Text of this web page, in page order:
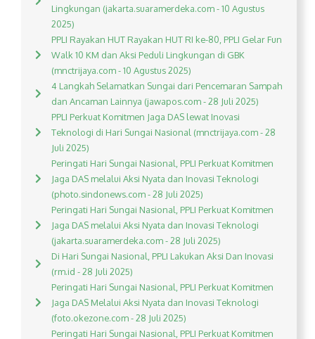
Lingkungan (jakarta.suaramerdeka.com - 10 Agustus
2025)
PPLI Rayakan HUT Rayakan HUT RI ke-80, PPLI Gelar Fun
Walk 10 KM dan Aksi Peduli Lingkungan di GBK
(mnctrijaya.com - 10 Agustus 2025)
4 Langkah Selamatkan Sungai dari Pencemaran Sampah
dan Ancaman Lainnya (jawapos.com - 28 Juli 2025)
PPLI Perkuat Komitmen Jaga DAS lewat Inovasi
Teknologi di Hari Sungai Nasional (mnctrijaya.com - 28
Juli 2025)
Peringati Hari Sungai Nasional, PPLI Perkuat Komitmen
Jaga DAS melalui Aksi Nyata dan Inovasi Teknologi
(photo.sindonews.com - 28 Juli 2025)
Peringati Hari Sungai Nasional, PPLI Perkuat Komitmen
Jaga DAS melalui Aksi Nyata dan Inovasi Teknologi
(jakarta.suaramerdeka.com - 28 Juli 2025)
Di Hari Sungai Nasional, PPLI Lakukan Aksi Dan Inovasi
(rm.id - 28 Juli 2025)
Peringati Hari Sungai Nasional, PPLI Perkuat Komitmen
Jaga DAS Melalui Aksi Nyata dan Inovasi Teknologi
(foto.okezone.com - 28 Juli 2025)
Peringati Hari Sungai Nasional, PPLI Perkuat Komitmen